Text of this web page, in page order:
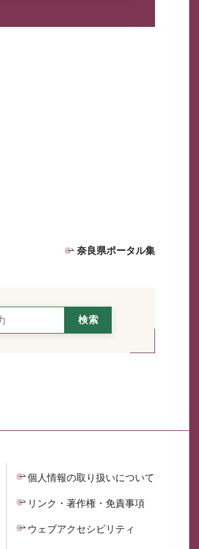
奈良県ポータル集
個人情報の取り扱いについて
リンク・著作権・免責事項
ウェブアクセシビリティ